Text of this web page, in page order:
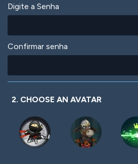
Digite a Senha
Confirmar senha
2. CHOOSE AN AVATAR